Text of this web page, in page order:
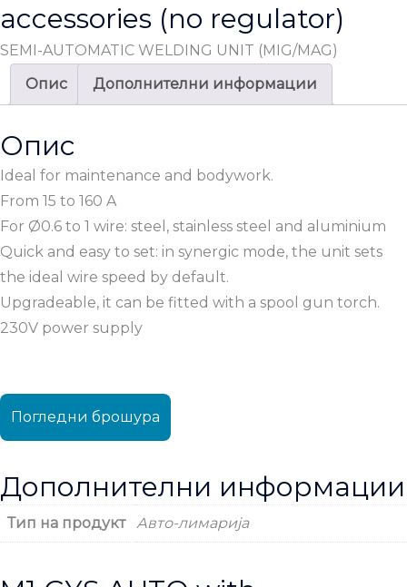
accessories (no regulator)
SEMI-AUTOMATIC WELDING UNIT (MIG/MAG)
Опис
Дополнителни информации
Опис
Ideal for maintenance and bodywork.
From 15 to 160 A
For Ø0.6 to 1 wire: steel, stainless steel and aluminium
Quick and easy to set: in synergic mode, the unit sets
the ideal wire speed by default.
Upgradeable, it can be fitted with a spool gun torch.
230V power supply
Погледни брошура
Дополнителни информации
Тип на продукт Авто-лимарија